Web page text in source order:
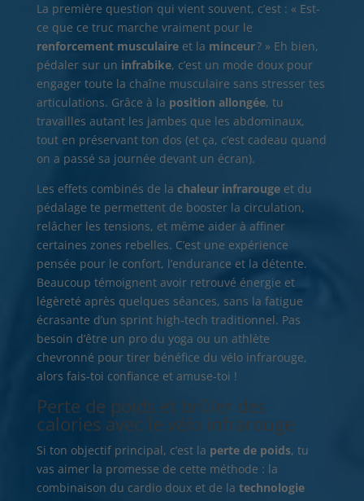
La première question qui vient souvent, c’est : « Est-
ce que ce truc marche vraiment pour le
renforcement musculaireet la minceur? » Eh bien,
pédaler sur un infrabike, c’est un mode doux pour
engager toute la chaîne musculaire sans stresser tes
articulations. Grâce à la position allongée, tu
travailles autant les jambes que les abdominaux,
tout en préservant ton dos (et ça, c’est cadeau quand
on a passé sa journée devant un écran).
Les effets combinés de la chaleur infrarougeet du
pédalage te permettent de booster la circulation,
relâcher les tensions, et même aider à affiner
certaines zones rebelles. C’est une expérience
pensée pour le confort, l’endurance et la détente.
Beaucoup témoignent avoir retrouvé énergie et
légèreté après quelques séances, sans la fatigue
écrasante d’un sprint high-tech traditionnel. Pas
besoin d’être un pro du yoga ou un athlète
chevronné pour tirer bénéfice du vélo infrarouge,
alors fais-toi confiance et amuse-toi !
Perte de poids et brûler des
calories avec le vélo infrarouge
Si ton objectif principal, c’est la perte de poids, tu
vas aimer la promesse de cette méthode : la
combinaison du cardio doux et de la technologie